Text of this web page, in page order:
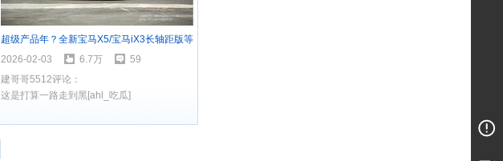
超级产品年？全新宝马X5/宝马iX3长轴距版等
2026宝马新车大爆料
2026-02-03 6.7万
59
建哥哥5512评论：
这是打算一路走到黑[ahl_吃瓜]